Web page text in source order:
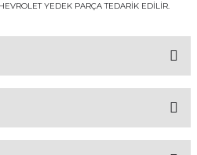
YEDEK PARÇA TEDARİK EDİLİR.